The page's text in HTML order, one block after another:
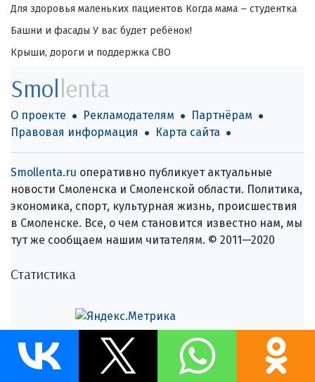
Для здоровья маленьких пациентов Когда мама – студентка
Башни и фасады У вас будет ребёнок!
Крыши, дороги и поддержка СВО
Smollenta
О проекте Рекламодателям
Партнёрам
Правовая информация
Карта сайта
Smollenta.ru оперативно публикует актуальные
новости Смоленска и Смоленской области. Политика,
экономика, спорт, культурная жизнь, происшествия
в Смоленске. Все, о чем становится известно нам, мы
тут же сообщаем нашим читателям. © 2011—2020
Статистика